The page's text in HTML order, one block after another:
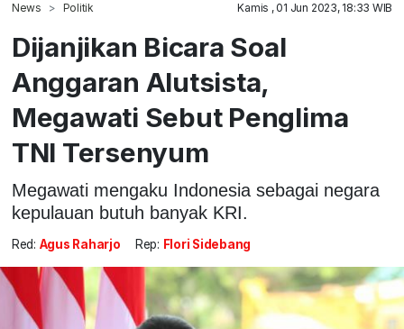
News Politik Kamis , 01 Jun 2023, 18:33 WIB
Dijanjikan Bicara Soal
Anggaran Alutsista,
Megawati Sebut Penglima
TNI Tersenyum
Megawati mengaku Indonesia sebagai negara
kepulauan butuh banyak KRI.
Red: Agus Raharjo Rep: Flori Sidebang